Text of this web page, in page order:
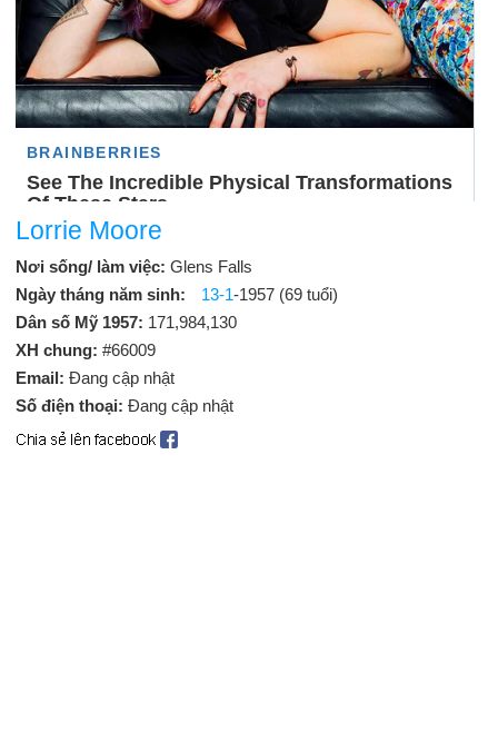
Lorrie Moore
Nơi sống/ làm việc: Glens Falls
Ngày tháng năm sinh:
13-1-1957 (69 tuổi)
Dân số Mỹ 1957: 171,984,130
XH chung: #66009
Email: Đang cập nhật
Số điện thoại: Đang cập nhật